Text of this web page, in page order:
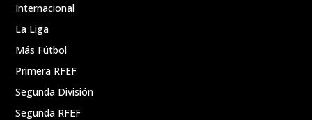
Internacional
La Liga
Más Fútbol
Primera RFEF
Segunda División
Segunda RFEF